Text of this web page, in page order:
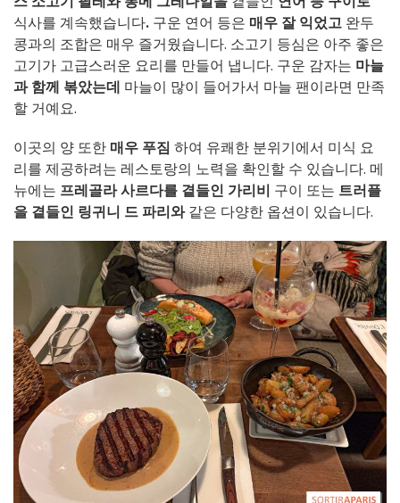
식사를 계속했습니다. 구운 연어 등은 매우 잘 익었고 완두
콩과의 조합은 매우 즐거웠습니다. 소고기 등심은 아주 좋은
고기가 고급스러운 요리를 만들어 냅니다. 구운 감자는 마늘
과 함께 볶았는데 마늘이 많이 들어가서 마늘 팬이라면 만족
할 거예요.
이곳의 양 또한 매우 푸짐 하여 유쾌한 분위기에서 미식 요
리를 제공하려는 레스토랑의 노력을 확인할 수 있습니다. 메
뉴에는 프레골라 사르다를 곁들인 가리비 구이 또는 트러플
을 곁들인 링귀니 드 파리와같은 다양한 옵션이 있습니다.